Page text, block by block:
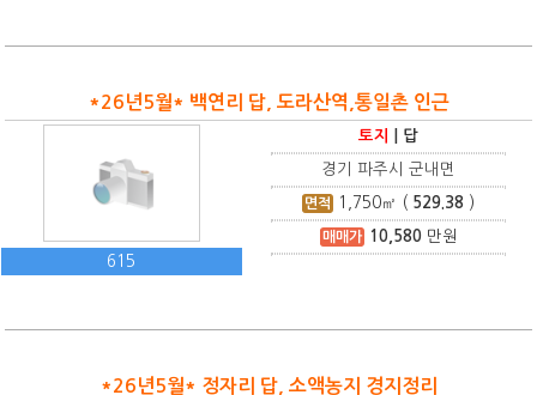
*26년5월* 백연리 답, 도라산역,통일촌 인근
615
토지 답
경기 파주시 군내면
면적 1,750㎡ ( 529.38 )
매매가 10,580만원
*26년5월* 정자리 답, 소액농지 경지정리